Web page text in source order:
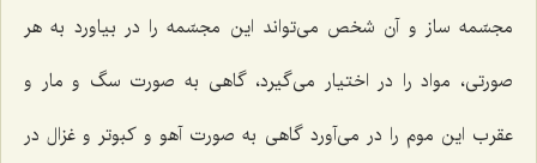
مجسّمه ساز و آن شخص می‌تواند این مجسّمه را در بیاورد به هر
صورتی، مواد را در اختیار می‌گیرد، گاهی به صورت سگ و مار و
عقرب این موم را در می‌آورد گاهی به صورت آهو و كبوتر و غزال در